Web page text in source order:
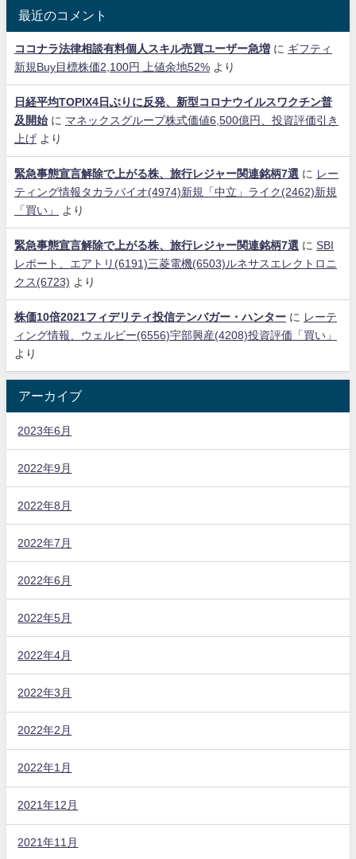
最近のコメント
ココナラ法律相談有料個人スキル売買ユーザー急増 に ギフティ
新規Buy目標株価2,100円 上値余地52% より
日経平均TOPIX4日ぶりに反発、新型コロナウイルスワクチン普
及開始に マネックスグループ株式価値6,500億円、投資評価引き
上げ より
緊急事態宣言解除で上がる株、旅行レジャー関連銘柄7選 に レー
ティング情報タカラバイオ(4974)新規「中立」ライク(2462)新規
「買い」
より
緊急事態宣言解除で上がる株、旅行レジャー関連銘柄7選 に SBI
レポート、エアトリ(6191)三菱電機(6503)ルネサスエレクトロニ
クス(6723) より
株価10倍2021フィデリティ投信テンバガー・ハンター に レーテ
ィング情報、ウェルビー(6556)宇部興産(4208)投資評価「買い」
より
アーカイブ
2023年6月
2022年9月
2022年8月
2022年7月
2022年6月
2022年5月
2022年4月
2022年3月
2022年2月
2022年1月
2021年12月
2021年11月